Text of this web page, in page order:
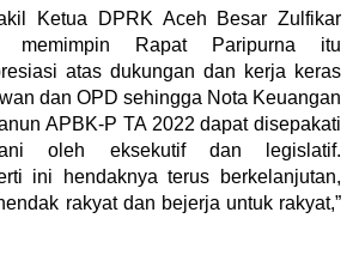
Ketua DPRK Aceh Besar Zulfikar
Rapat Paripurna itu
atas dukungan dan kerja keras
dan OPD sehingga Nota Keuangan
APBK-P TA 2022 dapat disepakati
oleh eksekutif dan legislatif.
ini hendaknya terus berkelanjutan,
rakyat dan bejerja untuk rakyat,”